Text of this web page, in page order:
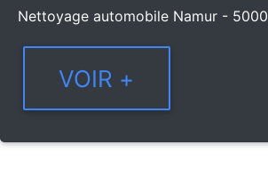
Nettoyage automobile Namur - 5000